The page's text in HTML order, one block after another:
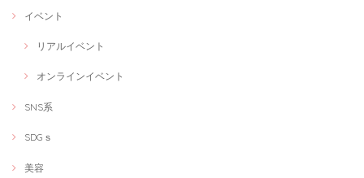
イベント
リアルイベント
オンラインイベント
SNS系
SDGｓ
美容